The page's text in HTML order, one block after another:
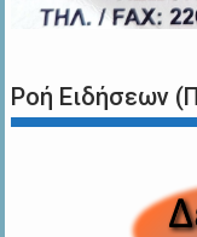
Ροή Ειδήσεων